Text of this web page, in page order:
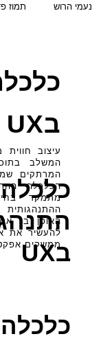
כלכלה
בUX
כלכלה
נעמי הרוש תמוז
בUX
המשלב
הכלכלה
מתמקד
האופן בו
ממשקים